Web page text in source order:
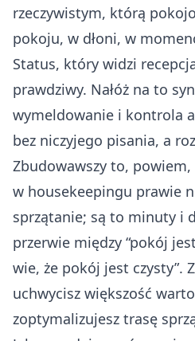
rzeczywistym, którą
pokoju, w dłoni, w
Status, który widzi
prawdziwy. Nałóż na to
wymeldowanie i kontrola
bez niczyjego pisania, a
Zbudowawszy to,
w housekeepingu prawie
sprzątanie; są to minuty i
przerwie między “pokój
wie, że pokój jest czysty”.
uchwycisz większość
zoptymalizujesz trasę